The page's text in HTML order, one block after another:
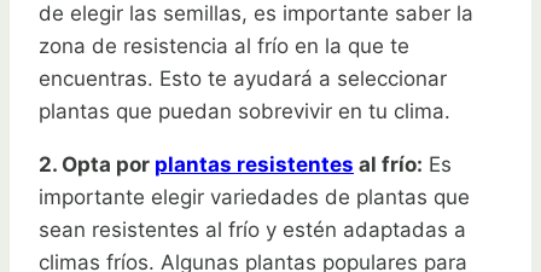
de elegir las semillas, es importante saber la
zona de resistencia al frío en la que te
encuentras. Esto te ayudará a seleccionar
plantas que puedan sobrevivir en tu clima.
2. Opta por plantas resistentes al frío: Es
importante elegir variedades de plantas que
sean resistentes al frío y estén adaptadas a
climas fríos. Algunas plantas populares para